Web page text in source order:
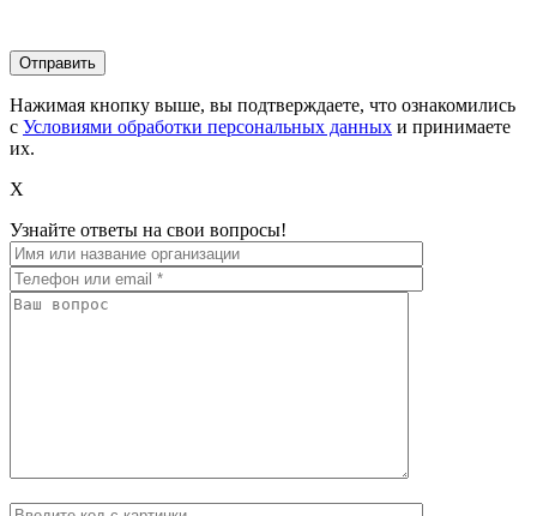
Нажимая кнопку выше, вы подтверждаете, что ознакомились
с Условиями обработки персональных данных и принимаете
их.
X
Узнайте ответы на свои вопросы!